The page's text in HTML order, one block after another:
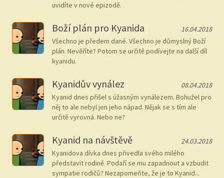
uvidíte v nové epizodě.
Boží plán pro Kyanida
16.04.2018
Všechno je předem dané. Všechno je důmyslný Boží
plán. Nevěříte? Potom se určitě podívejte na další díl
kyanidu.
Kyanidův vynález
08.04.2018
Kyanid dnes přišel s úžasným vynálezem. Bohužel pro
něj to ale nebyl jen jeho nápad. Nějak se s tím ale
určitě vyrovná. Nebo ne?
Kyanid na návštěvě
24.03.2018
Kyanidova dívka dnes přivedla svého milého
představit rodině. Podaří se mu zapadnout a vzbudit
sympatie rodičů? Nezapomeňte, že je to Kyanid...